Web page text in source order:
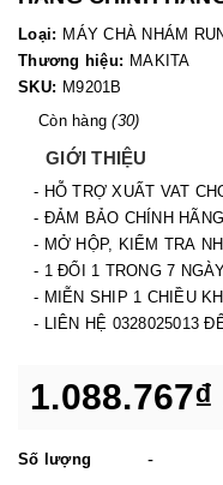
Loại: MÁY CHÀ NHÁM
Thương hiệu: MAKITA
SKU: M9201B
Còn hàng(30)
GIỚI THIỆU
- HỖ TRỢ XUẤT VAT
- ĐẢM BẢO CHÍNH
- MỞ HỘP, KIỂM TRA
- 1 ĐỔI 1 TRONG 7
- MIỄN SHIP 1 CHIỀU
- LIÊN HỆ 0328025013
1.088.767₫
Số lượng -